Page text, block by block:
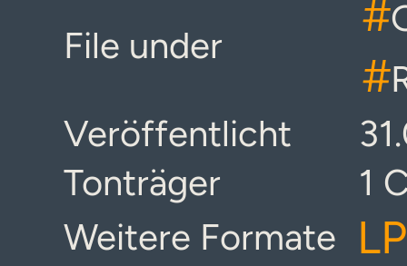
File under
#
#
Veröffentlicht
Tonträger
1
Weitere Formate